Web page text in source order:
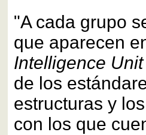
"A cada grupo
que aparecen
Intelligence Unit
de los
estructuras y
con los que